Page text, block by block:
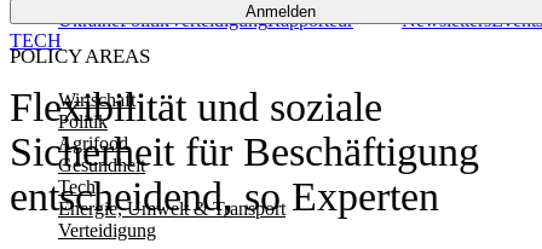
Anmelden
POLICY AREAS
Wirtschaft
Politik
Agrifood
Gesundheit
Tech
Energie, Umwelt & Transport
Verteidigung
UkrainePolitikVerteidigungRapporteur NewslettersEvents
Flexibilität und soziale
Sicherheit für Beschäftigung
entscheidend, so Experten
TECH